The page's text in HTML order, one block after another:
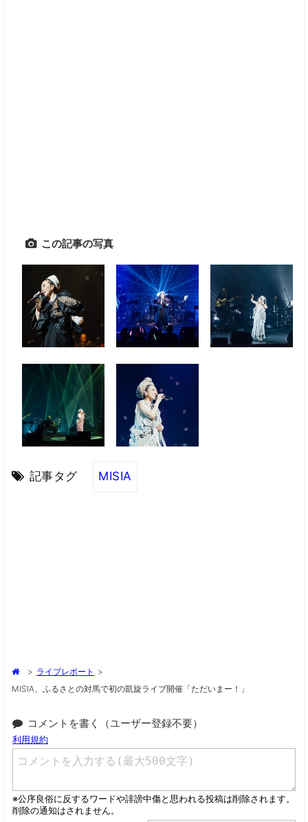
この記事の写真
記事タグ MISIA
> ライブレポート >
MISIA、ふるさとの対馬で初の凱旋ライブ開催「ただいまー！」
コメントを書く（ユーザー登録不要）